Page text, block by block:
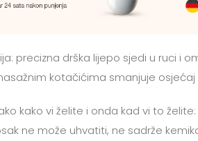
precizna drška lijepo sjedi u ruci i
kotačićima smanjuje osjećaj
kako vi želite i onda kad vi to
ne može uhvatiti, ne sadrže